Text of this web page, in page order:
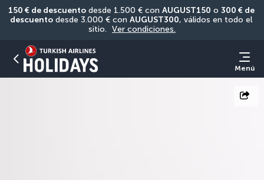
150 € de descuento desde 1.500 € con AUGUST150 o 300 € de
descuento desde 3.000 € con AUGUST300, válidos en todo el
sitio. Ver condiciones.
Menú